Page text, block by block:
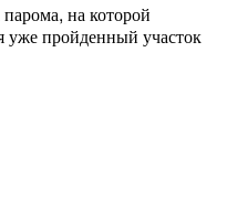
на которой
уже пройденный участок